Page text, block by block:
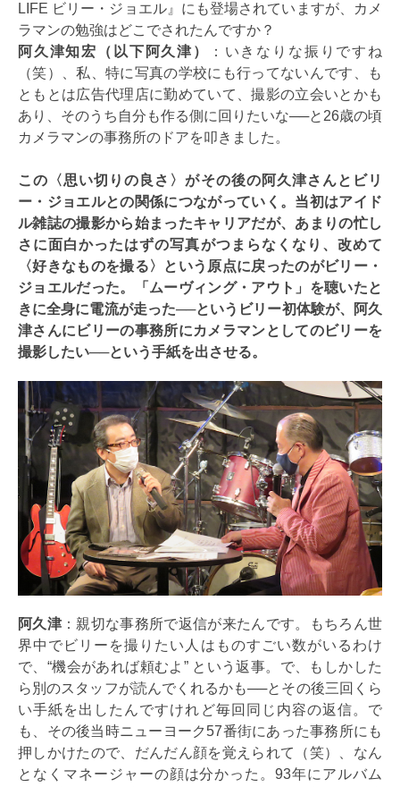
LIFE ビリー・ジョエル』にも登場されていますが、カメ
ラマンの勉強はどこでされたんですか？
阿久津知宏（以下阿久津）
：いきなりな振りですね
（笑）、私、特に写真の学校にも行ってないんです、も
ともとは広告代理店に勤めていて、撮影の立会いとかも
あり、そのうち自分も作る側に回りたいな──と26歳の頃
カメラマンの事務所のドアを叩きました。
この〈思い切りの良さ〉がその後の阿久津さんとビリ
ー・ジョエルとの関係につながっていく。当初はアイド
ル雑誌の撮影から始まったキャリアだが、あまりの忙し
さに面白かったはずの写真がつまらなくなり、改めて
〈好きなものを撮る〉という原点に戻ったのがビリー・
ジョエルだった。「ムーヴィング・アウト」を聴いたと
きに全身に電流が走った──というビリー初体験が、阿久
津さんにビリーの事務所にカメラマンとしてのビリーを
撮影したい──という手紙を出させる。
阿久津 ：親切な事務所で返信が来たんです。もちろん世
界中でビリーを撮りたい人はものすごい数がいるわけ
で、“機会があれば頼むよ” という返事。で、もしかした
ら別のスタッフが読んでくれるかも──とその後三回くら
い手紙を出したんですけれど毎回同じ内容の返信。で
も、その後当時ニューヨーク57番街にあった事務所にも
押しかけたので、だんだん顔を覚えられて（笑）、なん
となくマネージャーの顔は分かった。93年にアルバム